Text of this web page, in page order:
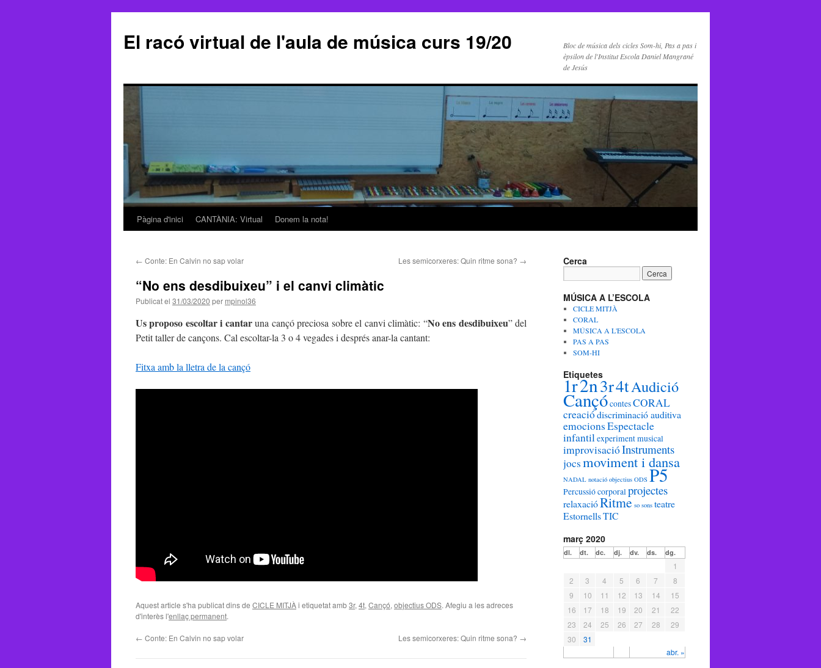
El racó virtual de l'aula de música curs 19/20
Bloc de música dels cicles Som-hi, Pas a pas i
èpsilon de l'Institut Escola Daniel Mangrané
de Jesús
Vés
contingut
Pàgina d'inici CANTÀNIA: Virtual Donem la nota!
← Conte: En Calvin no sap volar Les semicorxeres: Quin ritme sona? →
“No ens desdibuixeu” i el canvi climàtic
Publicat el 31/03/2020 per mpinol36
Us proposo escoltar i cantaruna cançó preciosa sobre el canvi climàtic: “No ens desdibuixeu” del
Petit taller de cançons. Cal escoltar-la 3 o 4 vegades i després anar-la cantant:
Fitxa amb la lletra de la cançó
Aquest article s'ha publicat dins de CICLE MITJÀi etiquetat amb3r, 4t, Cançó, objectius ODS. Afegiu a les adreces
d'interès l'enllaç permanent.
← Conte: En Calvin no sap volar Les semicorxeres: Quin ritme sona? →
Cerca
MÚSICA A L’ESCOLA
CICLE MITJÀ
CORAL
MÚSICA A L'ESCOLA
PAS A PAS
SOM-HI
Etiquetes
1r2n3r4tAudició
CançócontesCORAL
creaciódiscriminació auditiva
emocionsEspectacle
infantilexperiment musical
improvisacióInstruments
jocsmoviment i dansa
NADAL notació objectius ODS P5
Percussió corporalprojectes
relaxacióRitme so sons teatre
EstornellsTIC
març 2020
dl. dt. dc. dj. dv. ds. dg.
abr. »
1
2
3 4 5 6 7
8
9
10 11 12 13 14
15
16
17 18 19 20 21
22
23
24 25 26 27 28
29
30
31